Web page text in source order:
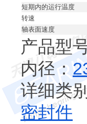
短期内的运行温度
转速
轴表面速度
产品型
内径：
详细类
密封件